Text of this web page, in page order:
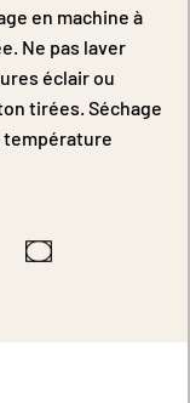
en machine à
Ne pas laver
éclair ou
tirées. Séchage
température